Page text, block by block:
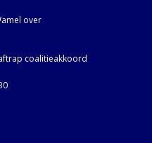
over
coalitieakkoord